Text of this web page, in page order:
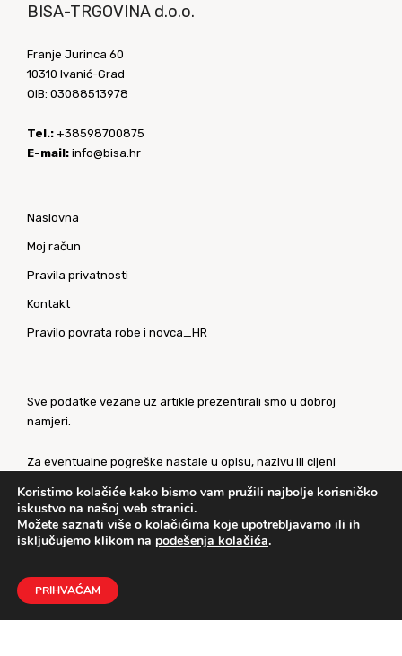
BISA-TRGOVINA d.o.o.
Franje Jurinca 60
10310 Ivanić-Grad
OIB: 03088513978
Tel.: +38598700875
E-mail: info@bisa.hr
Naslovna
Moj račun
Pravila privatnosti
Kontakt
Pravilo povrata robe i novca_HR
Sve podatke vezane uz artikle prezentirali smo u dobroj
namjeri.
Za eventualne pogreške nastale u opisu, nazivu ili cijeni
ilustrativne prirode te ne moraju u potpunosti odgovarati
artiklima.
našeg kontaktnog obrasca
Koristimo kolačiće kako bismo vam pružili najbolje korisničko
iskustvo na našoj web stranici.
Možete saznati više o kolačićima koje upotrebljavamo ili ih
isključujemo klikom na podešenja kolačića.
PRIHVAĆAM